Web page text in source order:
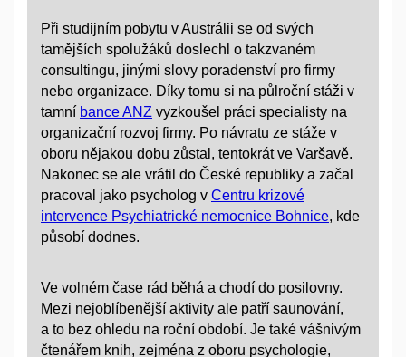
Při studijním pobytu v Austrálii se od svých
tamějších spolužáků doslechl o takzvaném
consultingu, jinými slovy poradenství pro firmy
nebo organizace. Díky tomu si na půlroční stáži v
tamní bance ANZ vyzkoušel práci specialisty na
organizační rozvoj firmy. Po návratu ze stáže v
oboru nějakou dobu zůstal, tentokrát ve Varšavě.
Nakonec se ale vrátil do České republiky a začal
pracoval jako psycholog v Centru krizové
intervence Psychiatrické nemocnice Bohnice, kde
působí dodnes.
Ve volném čase rád běhá a chodí do posilovny.
Mezi nejoblíbenější aktivity ale patří saunování,
a to bez ohledu na roční období. Je také vášnivým
čtenářem knih, zejména z oboru psychologie,